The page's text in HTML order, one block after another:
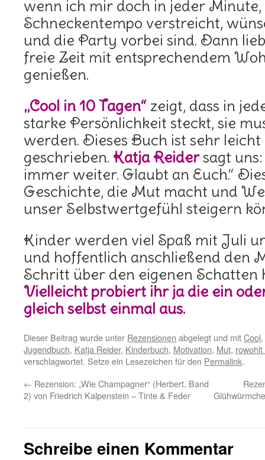
wenn ich mir doch in jeder
Schneckentempo verstreicht,
und die Party vorbei sind. Dann
freie Zeit mit entsprechendem
genießen.
„Cool in 10 Tagen“ zeigt, dass in
starke Persönlichkeit steckt, sie
werden. Dieses Buch ist sehr
geschrieben. Katja Reidersagt uns:
immer weiter. Glaubt an Euch.“
Geschichte, die Mut macht und
unser Selbstwertgefühl steigern
Kinder werden viel Spaß mit Juli
und hoffentlich anschließend den
Schritt über den eigenen Schatten
Vielleicht probiert ihr ja die ein
gleich selbst einmal aus.
Dieser Beitrag wurde unter Rezensionen abgelegt und mitCool,
Jugendbuch, Katja Reider, Kinderbuch, Motivation, Mut,
verschlagwortet. Setze ein Lesezeichen für den Permalink.
← Rezension: „Wie Champagner“ (Herbert, Band
2) von Friedrich Kalpenstein – Tinte & Feder
Schreibe einen Kommentar